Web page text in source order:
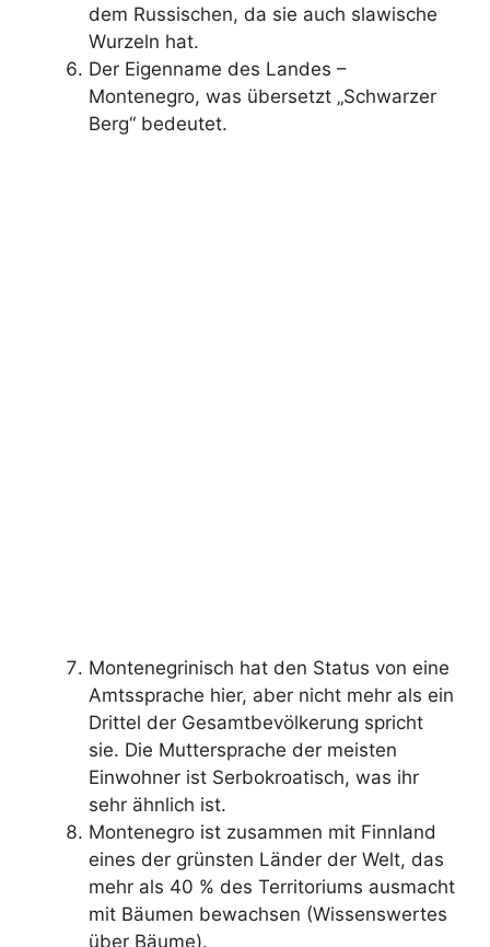
dem Russischen, da sie auch slawische
Wurzeln hat.
Der Eigenname des Landes –
Montenegro, was übersetzt „Schwarzer
Berg“ bedeutet.
Montenegrinisch hat den Status von eine
Amtssprache hier, aber nicht mehr als ein
Drittel der Gesamtbevölkerung spricht
sie. Die Muttersprache der meisten
Einwohner ist Serbokroatisch, was ihr
sehr ähnlich ist.
Montenegro ist zusammen mit Finnland
eines der grünsten Länder der Welt, das
mehr als 40 % des Territoriums ausmacht
mit Bäumen bewachsen (Wissenswertes
über Bäume).